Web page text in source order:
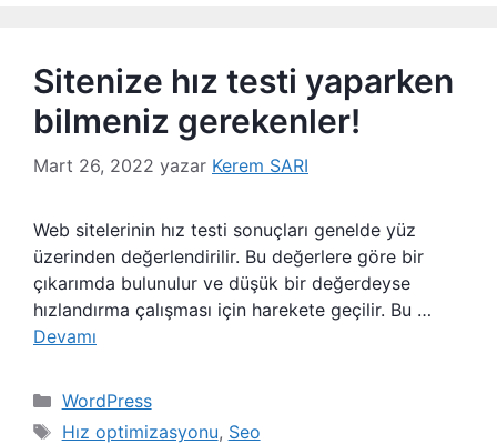
Sitenize hız testi yaparken
bilmeniz gerekenler!
Mart 26, 2022 yazar Kerem SARI
Web sitelerinin hız testi sonuçları genelde yüz
üzerinden değerlendirilir. Bu değerlere göre bir
çıkarımda bulunulur ve düşük bir değerdeyse
hızlandırma çalışması için harekete geçilir. Bu …
Devamı
Kategoriler
WordPress
Etiketler
Hız optimizasyonu, Seo